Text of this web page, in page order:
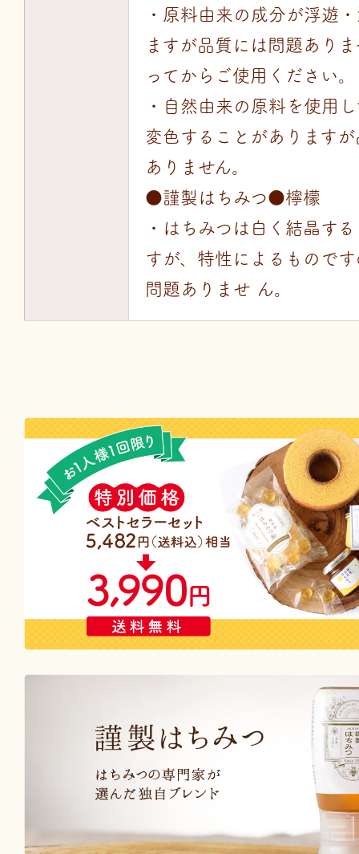
・原料由来の成分が浮遊
ますが品質には問題あり
ってからご使用ください。
・自然由来の原料を使用
変色することがあります
ありません。
●謹製はちみつ●檸檬
・はちみつは白く結晶す
すが、特性によるもので
問題ありませ ん。